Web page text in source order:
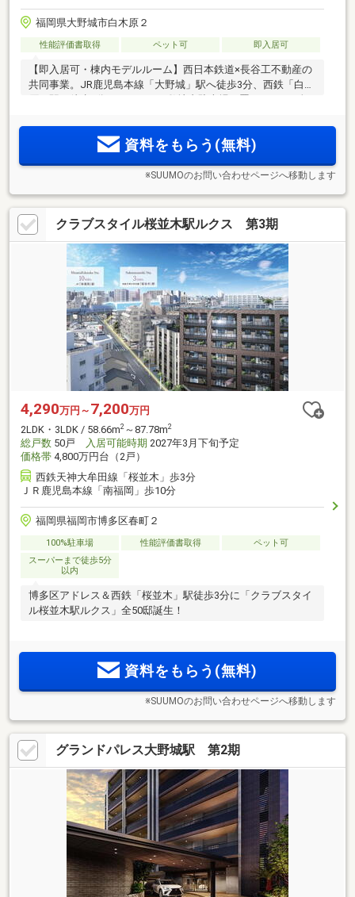
福岡県大野城市白木原２
性能評価書取得 ペット可 即入居可
【即入居可・棟内モデルルーム】西日本鉄道×長谷工不動産の
共同事業。JR鹿児島本線「大野城」駅へ徒歩3分、西鉄「白木
計。
資料をもらう(無料)
※SUUMOのお問い合わせページへ移動します
クラブスタイル桜並木駅ルクス 第3期
4,290万円～ 7,200万円
2LDK・3LDK / 58.66m2 ～87.78m2
総戸数 50戸 入居可能時期 2027年3月下旬予定
価格帯 4,800万円台（2戸）
西鉄天神大牟田線「桜並木」歩3分
ＪＲ鹿児島本線「南福岡」歩10分
福岡県福岡市博多区春町２
100%駐車場 性能評価書取得
ペット可
スーパーまで徒歩5分
以内
博多区アドレス＆西鉄「桜並木」駅徒歩3分に「クラブスタイ
ル桜並木駅ルクス」全50邸誕生！
資料をもらう(無料)
※SUUMOのお問い合わせページへ移動します
グランドパレス大野城駅 第2期